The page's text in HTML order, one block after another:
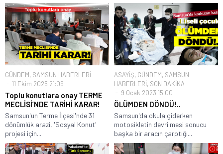
GÜNDEM, SAMSUN HABERLERİ
11 Ekim 2025 21:09
Toplu konutlara onay TERME
MECLİSİ’NDE TARİHİ KARAR!
Samsun'un Terme İlçesi'nde 31
dönümlük arazi, 'Sosyal Konut'
projesi için...
ASAYİŞ, GÜNDEM, SAMSUN
HABERLERİ, SON DAKİKA
9 Ocak 2023 15:00
ÖLÜMDEN DÖNDÜ!..
Samsun'da okula giderken
motosikletin devrilmesi sonucu
başka bir aracın çarptığı...